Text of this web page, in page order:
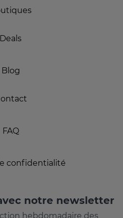
Deals
Blog
FAQ
confidentialité
notre newsletter
hebdomadaire des